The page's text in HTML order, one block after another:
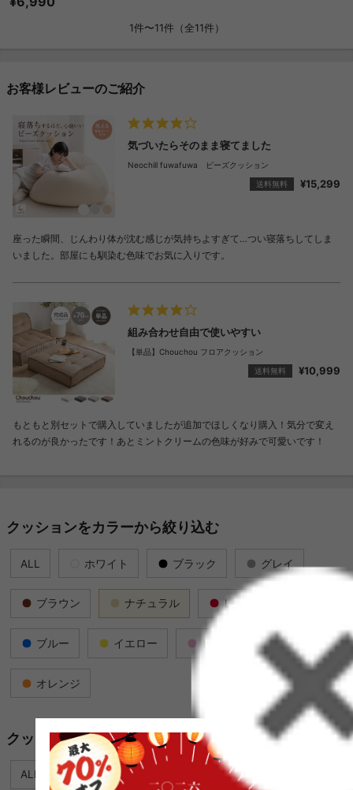
1件〜11件（全11件）
お客様レビューのご紹介
気づいたらそのまま寝てました
Neochill fuwafuwa ビーズクッション
送料無料
¥15,299
座った瞬間、じんわり体が沈む感じが気持ちよすぎて…つい寝落ちしてしま
いました。部屋にも馴染む色味でお気に入りです。
組み合わせ自由で使いやすい
【単品】Chouchou フロアクッション
送料無料
¥10,999
もともと別セットで購入していましたが追加でほしくなり購入！気分で変え
れるのが良かったです！あとミントクリームの色味が好みで可愛いです！
クッションをカラーから絞り込む
ALL ホワイト ブラック グレイ
ブラウン ナチュラル レッド
ブルー イエロー ピンク グリーン
オレンジ
クッションを価格から絞り込む
ALL 〜4,999円 5,000円〜9,999円